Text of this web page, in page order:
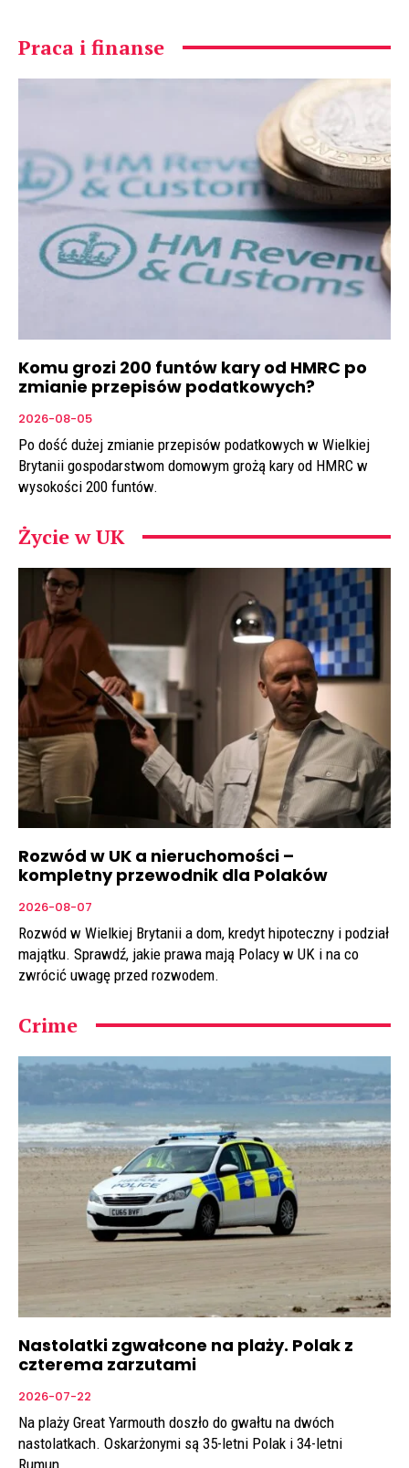
Praca i finanse
Komu grozi 200 funtów kary od HMRC po
zmianie przepisów podatkowych?
2026-08-05
Po dość dużej zmianie przepisów podatkowych w Wielkiej
Brytanii gospodarstwom domowym grożą kary od HMRC w
wysokości 200 funtów.
Życie w UK
Rozwód w UK a nieruchomości –
kompletny przewodnik dla Polaków
2026-08-07
Rozwód w Wielkiej Brytanii a dom, kredyt hipoteczny i podział
majątku. Sprawdź, jakie prawa mają Polacy w UK i na co
zwrócić uwagę przed rozwodem.
Crime
Nastolatki zgwałcone na plaży. Polak z
czterema zarzutami
2026-07-22
Na plaży Great Yarmouth doszło do gwałtu na dwóch
nastolatkach. Oskarżonymi są 35-letni Polak i 34-letni
Rumun.